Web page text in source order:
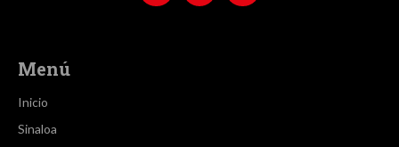
Menú
Inicio
Sinaloa